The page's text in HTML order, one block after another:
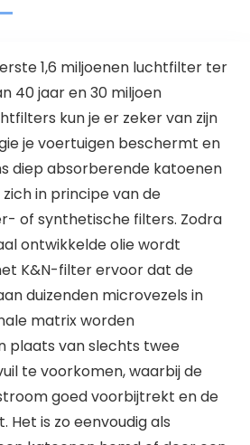
1,6 miljoenen luchtfilter ter
40 jaar en 30 miljoen
kun je er zeker van zijn
je voertuigen beschermt en
diep absorberende katoenen
in principe van de
of synthetische filters. Zodra
ontwikkelde olie wordt
K&N-filter ervoor dat de
duizenden microvezels in
matrix worden
plaats van slechts twee
te voorkomen, waarbij de
goed voorbijtrekt en de
is zo eenvoudig als